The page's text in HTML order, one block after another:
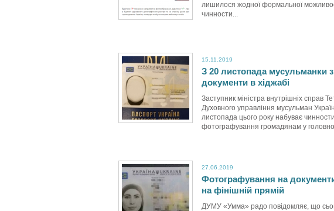
лишилося жодної формальної
чинности...
15.11.2019
З 20 листопада мусульманки
документи в хіджабі
Заступник міністра внутрішніх справ
Духовного управління мусульман
листопада цього року набуває
фотографування громадянам у
27.06.2019
Фотографування на
на фінішній прямій
ДУМУ «Умма» радо повідомляє, що